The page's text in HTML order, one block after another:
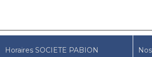
Horaires SOCIETE PABION